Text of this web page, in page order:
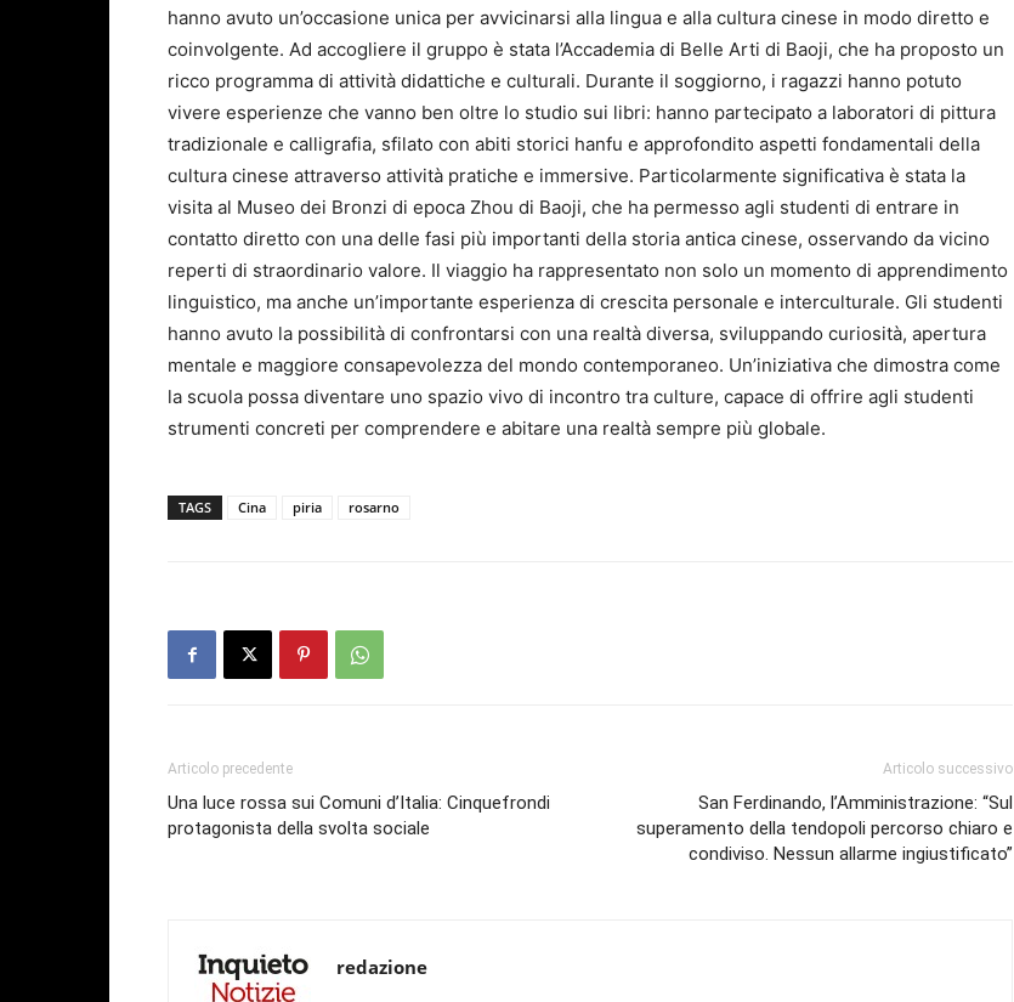
hanno avuto un’occasione unica per avvicinarsi alla lingua e alla cultura cinese in modo diretto e
coinvolgente. Ad accogliere il gruppo è stata l’Accademia di Belle Arti di Baoji, che ha proposto un
ricco programma di attività didattiche e culturali. Durante il soggiorno, i ragazzi hanno potuto
vivere esperienze che vanno ben oltre lo studio sui libri: hanno partecipato a laboratori di pittura
tradizionale e calligrafia, sfilato con abiti storici hanfu e approfondito aspetti fondamentali della
cultura cinese attraverso attività pratiche e immersive. Particolarmente significativa è stata la
visita al Museo dei Bronzi di epoca Zhou di Baoji, che ha permesso agli studenti di entrare in
contatto diretto con una delle fasi più importanti della storia antica cinese, osservando da vicino
reperti di straordinario valore. Il viaggio ha rappresentato non solo un momento di apprendimento
linguistico, ma anche un’importante esperienza di crescita personale e interculturale. Gli studenti
hanno avuto la possibilità di confrontarsi con una realtà diversa, sviluppando curiosità, apertura
mentale e maggiore consapevolezza del mondo contemporaneo. Un’iniziativa che dimostra come
la scuola possa diventare uno spazio vivo di incontro tra culture, capace di offrire agli studenti
strumenti concreti per comprendere e abitare una realtà sempre più globale.
TAGS Cina piria rosarno
Articolo precedente
Una luce rossa sui Comuni d’Italia: Cinquefrondi
protagonista della svolta sociale
Articolo successivo
San Ferdinando, l’Amministrazione: “Sul
superamento della tendopoli percorso chiaro e
condiviso. Nessun allarme ingiustificato”
redazione